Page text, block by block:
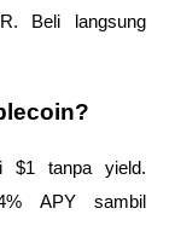
Beli langsung
$1 tanpa yield.
APY sambil